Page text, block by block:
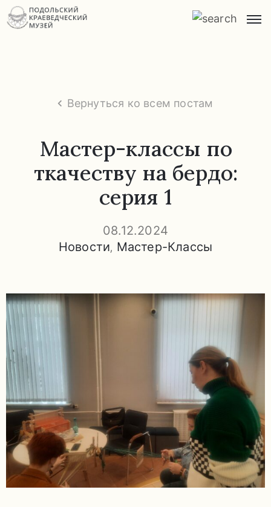
экскурсии
вопросы
Документы
Контакты
Вернуться ко всем постам
Мастер-классы по
ткачеству на бердо:
серия 1
08.12.2024
Новости‚ Мастер-Классы